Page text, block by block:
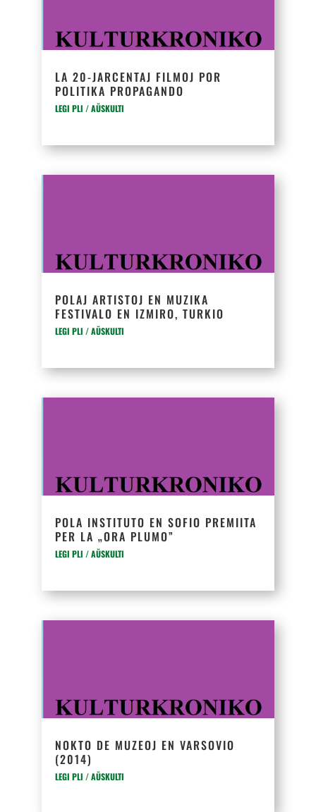
LA 20-JARCENTAJ FILMOJ POR
POLITIKA PROPAGANDO
LEGI PLI / AŬSKULTI
POLAJ ARTISTOJ EN MUZIKA
FESTIVALO EN IZMIRO, TURKIO
LEGI PLI / AŬSKULTI
POLA INSTITUTO EN SOFIO PREMIITA
PER LA „ORA PLUMO”
LEGI PLI / AŬSKULTI
NOKTO DE MUZEOJ EN VARSOVIO
(2014)
LEGI PLI / AŬSKULTI